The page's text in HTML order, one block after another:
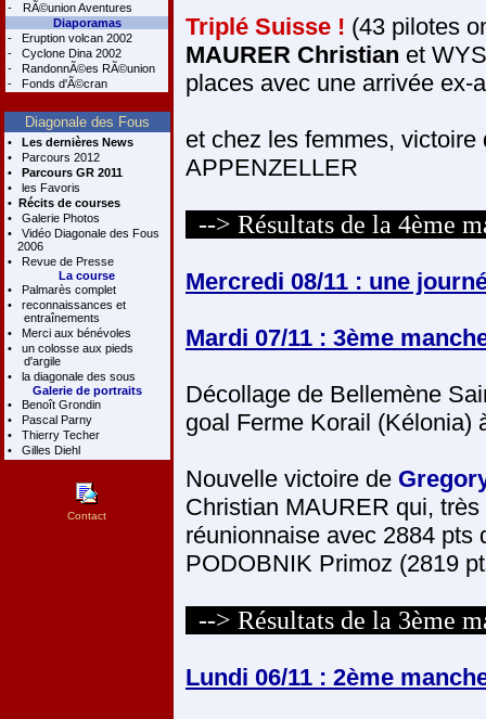
-
RÃ©union Aventures
Diaporamas
-
Eruption volcan 2002
-
Cyclone Dina 2002
-
RandonnÃ©es RÃ©union
-
Fonds d'Ã©cran
Diagonale des Fous
•
Les dernières News
•
Parcours 2012
•
Parcours GR 2011
•
les Favoris
• Récits de courses
•
Galerie Photos
•
Vidéo Diagonale des Fous
2006
•
Revue de Presse
La course
•
Palmarès complet
•
reconnaissances et
entraînements
•
Merci aux bénévoles
•
un colosse aux pieds
d'argile
•
la diagonale des sous
Galerie de portraits
•
Benoît Grondin
•
Pascal Parny
•
Thierry Techer
•
Gilles Diehl
Contact
Triplé Suisse ! (43 pilotes
MAURER Christian et
places avec une arrivée ex-
et chez les femmes,
APPENZELLER
--> Résultats de la 4ème
Mercredi 08/11 : une
Mardi 07/11 : 3ème
Décollage de Bellemène
goal Ferme Korail (Kélonia)
Nouvelle victoire de
Christian MAURER qui,
réunionnaise avec 2884 pts
PODOBNIK Primoz (2819
--> Résultats de la 3ème
Lundi 06/11 : 2ème